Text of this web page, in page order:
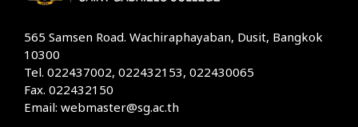
565 Samsen Road. Wachiraphayaban, Dusit, Bangkok
10300
Tel. 022437002, 022432153, 022430065
Fax. 022432150
Email: webmaster@sg.ac.th